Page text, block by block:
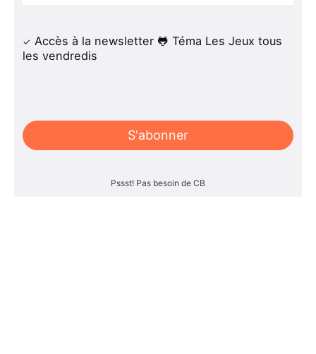
Accès à la newsletter 🐸 Téma Les Jeux tous
les vendredis
S'abonner
Pssst! Pas besoin de CB